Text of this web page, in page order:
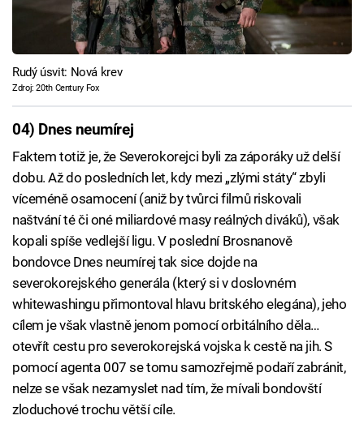
Rudý úsvit: Nová krev
Zdroj: 20th Century Fox
04) Dnes neumírej
Faktem totiž je, že Severokorejci byli za záporáky už delší
dobu. Až do posledních let, kdy mezi „zlými státy“ zbyli
víceméně osamocení (aniž by tvůrci filmů riskovali
naštvání té či oné miliardové masy reálných diváků), však
kopali spíše vedlejší ligu. V poslední Brosnanově
bondovce Dnes neumírej tak sice dojde na
severokorejského generála (který si v doslovném
whitewashingu přimontoval hlavu britského elegána), jeho
cílem je však vlastně jenom pomocí orbitálního děla…
otevřít cestu pro severokorejská vojska k cestě na jih. S
pomocí agenta 007 se tomu samozřejmě podaří zabránit,
nelze se však nezamyslet nad tím, že mívali bondovští
zloduchové trochu větší cíle.